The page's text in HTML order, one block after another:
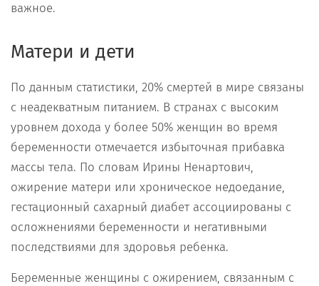
важное.
Матери и дети
По данным статистики, 20% смертей в мире связаны
с неадекватным питанием. В странах с высоким
уровнем дохода у более 50% женщин во время
беременности отмечается избыточная прибавка
массы тела. По словам Ирины Ненартович,
ожирение матери или хроническое недоедание,
гестационный сахарный диабет ассоциированы с
осложнениями беременности и негативными
последствиями для здоровья ребенка.
Беременные женщины с ожирением, связанным с